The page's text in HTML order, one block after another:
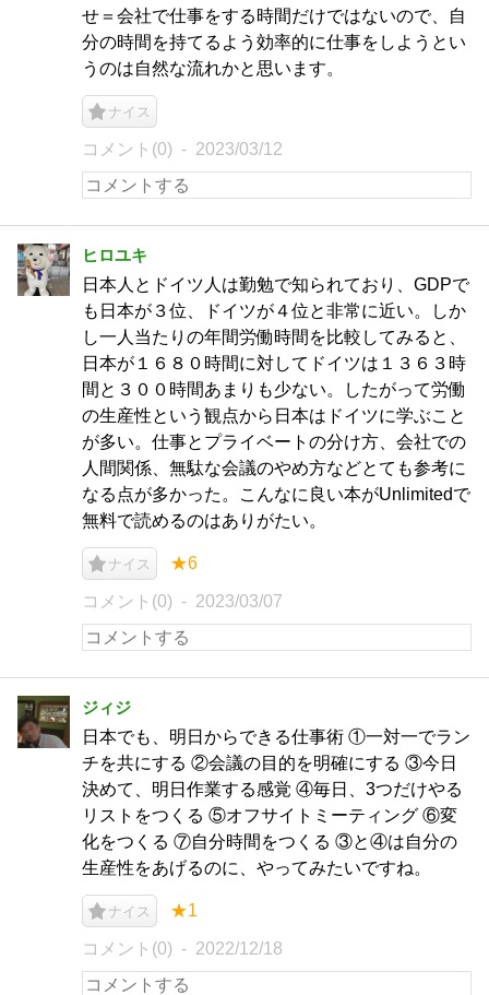
せ＝会社で仕事をする時間だけではないので、自
分の時間を持てるよう効率的に仕事をしようとい
うのは自然な流れかと思います。
ナイス
コメント(0) 2023/03/12
ヒロユキ
日本人とドイツ人は勤勉で知られており、GDPで
も日本が３位、ドイツが４位と非常に近い。しか
し一人当たりの年間労働時間を比較してみると、
日本が１６８０時間に対してドイツは１３６３時
間と３００時間あまりも少ない。したがって労働
の生産性という観点から日本はドイツに学ぶこと
が多い。仕事とプライベートの分け方、会社での
人間関係、無駄な会議のやめ方などとても参考に
なる点が多かった。こんなに良い本がUnlimitedで
無料で読めるのはありがたい。
ナイス ★6
コメント(0) 2023/03/07
ジィジ
日本でも、明日からできる仕事術 ①一対一でラン
チを共にする ②会議の目的を明確にする ③今日
決めて、明日作業する感覚 ④毎日、3つだけやる
リストをつくる ⑤オフサイトミーティング ⑥変
化をつくる ⑦自分時間をつくる ③と④は自分の
生産性をあげるのに、やってみたいですね。
ナイス ★1
コメント(0) 2022/12/18